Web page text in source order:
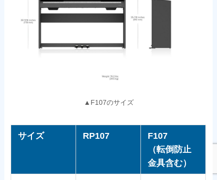
▲F107のサイズ
サイズ RP107
F107
（転倒防止
金具含む）